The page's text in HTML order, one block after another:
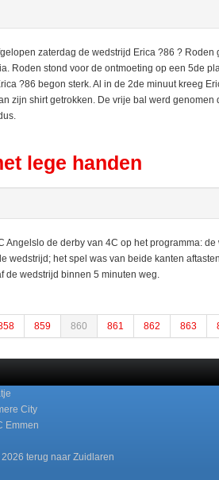
zaterdag de wedstrijd Erica ?86 ?
Roden stond voor de ontmoeting op een 5de
?86 begon sterk. Al in de 2de minuut kreeg
zijn shirt getrokken. De vrije bal werd
lege handen
Angelslo de derby van 4C op het programma:
wedstrijd; het spel was van beide kanten
de wedstrijd binnen 5 minuten weg.
859 860 861 862 863
City
Emmen
terug naar Zuidlaren